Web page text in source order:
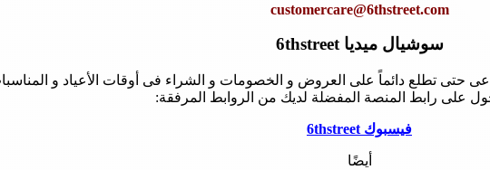
customercare@6thstreet.com
سوشيال ميديا 6thstreet
حتى تطلع دائماً على العروض و الخصومات و الشراء فى أوقات الأعياد و
على رابط المنصة المفضلة لديك من الروابط المرفقة:
فيسبوك 6thstreet
أيضًا